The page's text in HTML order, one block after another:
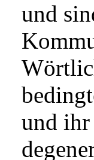
und
und ihr